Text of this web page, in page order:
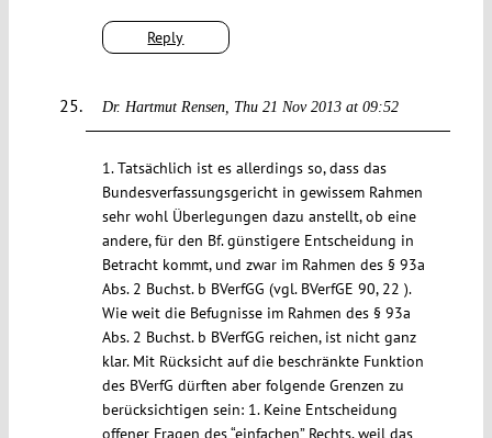
Reply
Dr. Hartmut Rensen Thu 21 Nov 2013 at 09:52
1. Tatsächlich ist es allerdings so, dass das
Bundesverfassungsgericht in gewissem Rahmen
sehr wohl Überlegungen dazu anstellt, ob eine
andere, für den Bf. günstigere Entscheidung in
Betracht kommt, und zwar im Rahmen des § 93a
Abs. 2 Buchst. b BVerfGG (vgl. BVerfGE 90, 22 ).
Wie weit die Befugnisse im Rahmen des § 93a
Abs. 2 Buchst. b BVerfGG reichen, ist nicht ganz
klar. Mit Rücksicht auf die beschränkte Funktion
des BVerfG dürften aber folgende Grenzen zu
berücksichtigen sein: 1. Keine Entscheidung
offener Fragen des “einfachen” Rechts, weil das